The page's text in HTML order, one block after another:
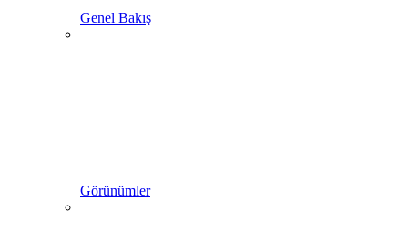
Genel Bakış
Görünümler